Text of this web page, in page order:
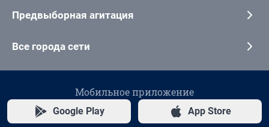
Предвыборная агитация
Все города сети
Мобильное приложение
Google Play App Store